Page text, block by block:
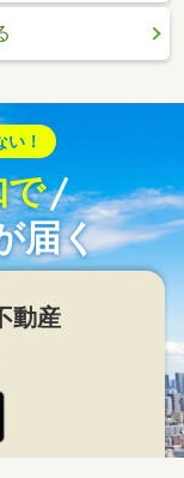
！
で
届く
動産